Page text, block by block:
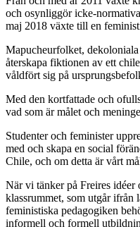
och osynliggör icke-
maj 2018 växte till en
Mapucheurfolket,
återskapa fiktionen av ett
våldfört sig på
Med den kortfattade och
vad som är målet och
Studenter och feminister
med och skapa en social
Chile, och om detta är vårt
När vi tänker på Freires
klassrummet, som utgårifrån
feministiska pedagogiken
informell och formell